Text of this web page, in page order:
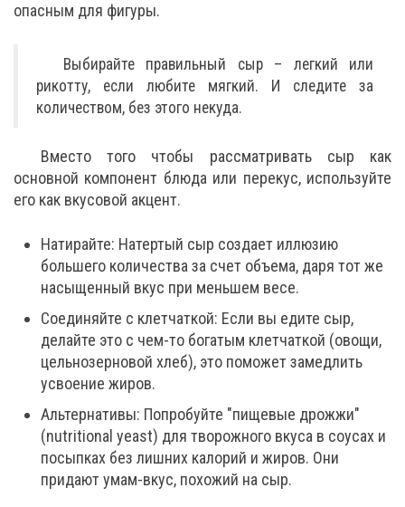
опасным для фигуры.
Выбирайте правильный сыр – легкий или
рикотту, если любите мягкий. И следите за
количеством, без этого некуда.
Вместо того чтобы рассматривать сыр как
основной компонент блюда или перекус, используйте
его как вкусовой акцент.
Натирайте: Натертый сыр создает иллюзию
большего количества за счет объема, даря тот же
насыщенный вкус при меньшем весе.
Соединяйте с клетчаткой: Если вы едите сыр,
делайте это с чем-то богатым клетчаткой (овощи,
цельнозерновой хлеб), это поможет замедлить
усвоение жиров.
Альтернативы: Попробуйте "пищевые дрожжи"
(nutritional yeast) для творожного вкуса в соусах и
посыпках без лишних калорий и жиров. Они
придают умам-вкус, похожий на сыр.